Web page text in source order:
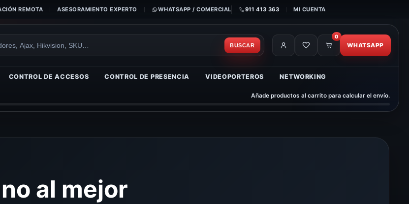
REMOTA ASESORAMIENTO EXPERTO WHATSAPP / COMERCIAL 911 413 363 MI CUENTA
BUSCAR
0
WHATSAPP
CONTROL DE ACCESOS CONTROL DE PRESENCIA VIDEOPORTEROS NETWORKING
Añade productos al carrito para calcular el envío.
al mejor